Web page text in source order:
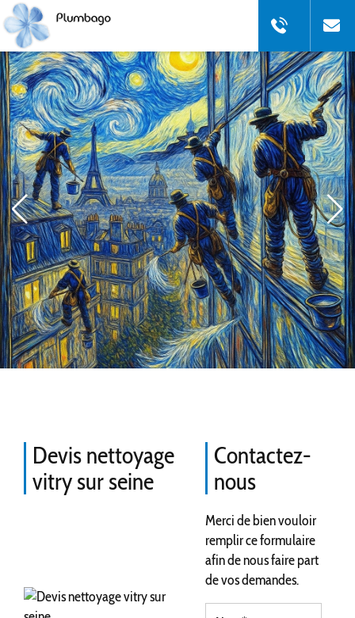
Devis nettoyage
vitry sur seine
Contactez-
nous
Merci de bien vouloir
remplir ce formulaire
afin de nous faire part
de vos demandes.